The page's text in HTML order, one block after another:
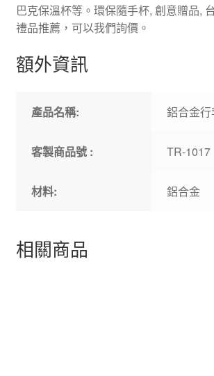
巴克保溫杯等。環保隨手杯, 創意贈品,
禮品推薦，可以我們詢價。
額外資訊
產品名稱: 鋁合金
客製商品號 : TR-1017
材料: 鋁合金
相關商品